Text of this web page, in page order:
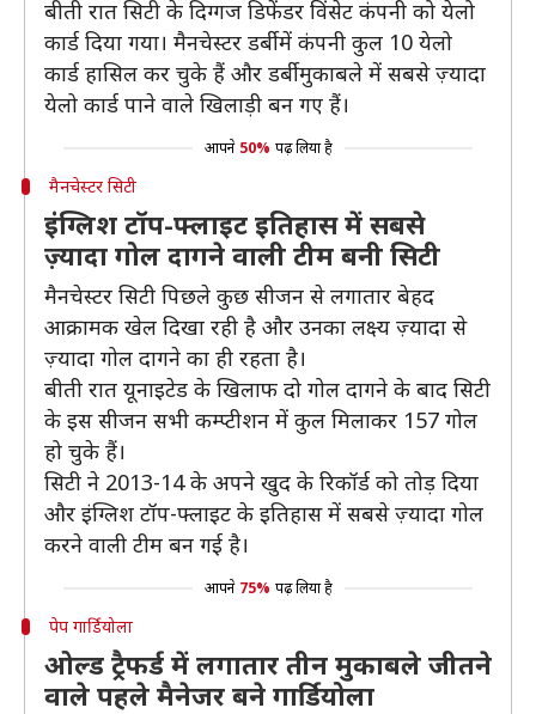
बीती रात सिटी के दिग्गज डिफेंडर विंसेट कंपनी को येलो
कार्ड दिया गया। मैनचेस्टर डर्बी में कंपनी कुल 10 येलो
कार्ड हासिल कर चुके हैं और डर्बी मुकाबले में सबसे ज़्यादा
येलो कार्ड पाने वाले खिलाड़ी बन गए हैं।
आपने 50% पढ़ लिया है
मैनचेस्टर सिटी
इंग्लिश टॉप-फ्लाइट इतिहास में सबसे
ज़्यादा गोल दागने वाली टीम बनी सिटी
मैनचेस्टर सिटी पिछले कुछ सीजन से लगातार बेहद
आक्रामक खेल दिखा रही है और उनका लक्ष्य ज़्यादा से
ज़्यादा गोल दागने का ही रहता है।
बीती रात यूनाइटेड के खिलाफ दो गोल दागने के बाद सिटी
के इस सीजन सभी कम्प्टीशन में कुल मिलाकर 157 गोल
हो चुके हैं।
सिटी ने 2013-14 के अपने खुद के रिकॉर्ड को तोड़ दिया
और इंग्लिश टॉप-फ्लाइट के इतिहास में सबसे ज़्यादा गोल
करने वाली टीम बन गई है।
आपने 75% पढ़ लिया है
पेप गार्डियोला
ओल्ड ट्रैफर्ड में लगातार तीन मुकाबले जीतने
वाले पहले मैनेजर बने गार्डियोला